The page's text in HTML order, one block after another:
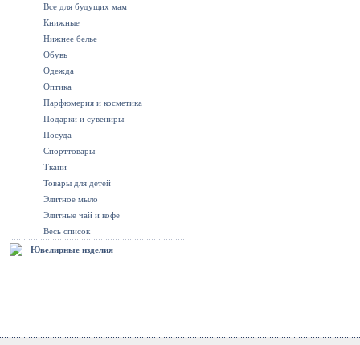
Все для будущих мам
Книжные
Нижнее белье
Обувь
Одежда
Оптика
Парфюмерия и косметика
Подарки и сувениры
Посуда
Спорттовары
Ткани
Товары для детей
Элитное мыло
Элитные чай и кофе
Весь список
Ювелирные изделия